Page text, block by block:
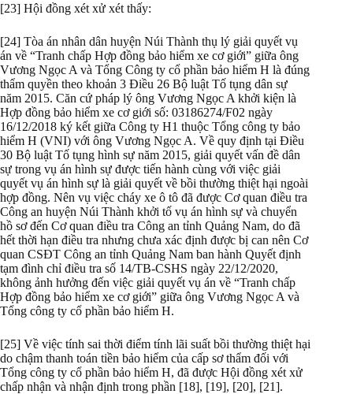
[23] Hội đồng xét xử xét thấy:
[24] Tòa án nhân dân huyện Núi Thành thụ lý giải quyết vụ
án về “Tranh chấp Hợp đồng bảo hiểm xe cơ giới” giữa ông
Vương Ngọc A và Tổng Công ty cổ phần bảo hiểm H là đúng
thẩm quyền theo khoản 3 Điều 26 Bộ luật Tố tụng dân sự
năm 2015. Căn cứ pháp lý ông Vương Ngọc A khởi kiện là
Hợp đồng bảo hiểm xe cơ giới số: 03186274/F02 ngày
16/12/2018 ký kết giữa Công ty H1 thuộc Tổng công ty bảo
hiểm H (VNI) với ông Vương Ngọc A. Về quy định tại Điều
30 Bộ luật Tố tụng hình sự năm 2015, giải quyết vấn đề dân
sự trong vụ án hình sự được tiến hành cùng với việc giải
quyết vụ án hình sự là giải quyết về bồi thường thiệt hại ngoài
hợp đồng. Nên vụ việc cháy xe ô tô đã được Cơ quan điều tra
Công an huyện Núi Thành khởi tố vụ án hình sự và chuyển
hồ sơ đến Cơ quan điều tra Công an tỉnh Quảng Nam, do đã
hết thời hạn điều tra nhưng chưa xác định được bị can nên Cơ
quan CSĐT Công an tỉnh Quảng Nam ban hành Quyết định
tạm đình chỉ điều tra số 14/TB-CSHS ngày 22/12/2020,
không ảnh hưởng đến việc giải quyết vụ án về “Tranh chấp
Hợp đồng bảo hiểm xe cơ giới” giữa ông Vương Ngọc A và
Tổng công ty cổ phần bảo hiểm H.
[25] Về việc tính sai thời điểm tính lãi suất bồi thường thiệt hại
do chậm thanh toán tiền bảo hiểm của cấp sơ thẩm đối với
Tổng công ty cổ phần bảo hiểm H, đã được Hội đồng xét xử
chấp nhận và nhận định trong phần [18], [19], [20], [21].